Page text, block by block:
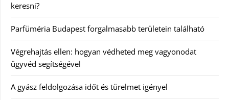
keresni?
Parfüméria Budapest forgalmasabb területein található
Végrehajtás ellen: hogyan védheted meg vagyonodat
ügyvéd segítségével
A gyász feldolgozása időt és türelmet igényel